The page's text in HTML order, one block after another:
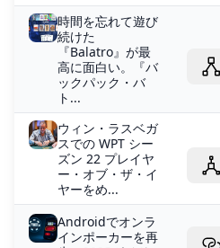
時間を忘れて遊び
続けた
『Balatro』が最
高に面白い。『バ
ックパック・バ
ト...
ウィン・ラスベガ
スでの WPT シー
ズン 22 プレイヤ
ー・オブ・ザ・イ
ヤーをめ...
Androidでオンラ
インポーカーを再